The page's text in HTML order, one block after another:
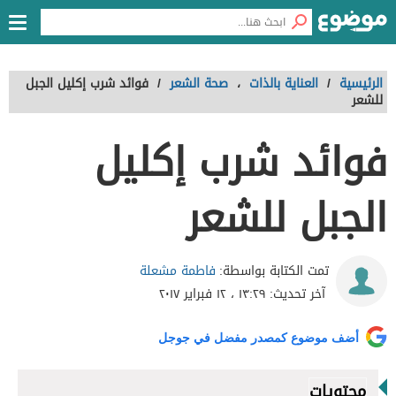
الرئيسية / العناية بالذات ، صحة الشعر / فوائد شرب إكليل الجبل
للشعر
فوائد شرب إكليل
الجبل للشعر
تمت الكتابة بواسطة: فاطمة مشعلة
آخر تحديث: ١٣:٢٩ ، ١٢ فبراير ٢٠١٧
أضف موضوع كمصدر مفضل في جوجل